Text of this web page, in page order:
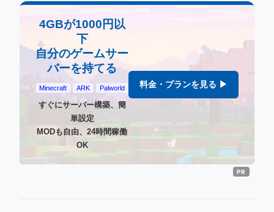
4GBが1000円以
下
自分のゲームサー
バーを持てる
Minecraft ARK Palworld
すぐにサーバー構築、簡
単設定
MODも自由、24時間稼働
OK
料金・プランを見る ▶